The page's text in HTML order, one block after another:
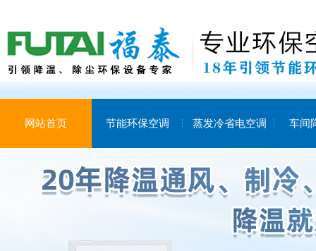
网站首页 节能环保空调 蒸发冷省电空调 车间